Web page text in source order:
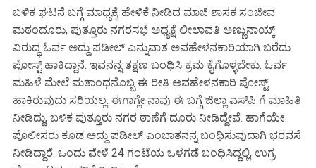
ಬಳಿಕ ಘಟನೆ ಬಗ್ಗೆ ಮಾಧ್ಯಕ್ಕೆ ಹೇಳಿಕೆ ನೀಡಿದ ಮಾಜಿ ಶಾಸಕ ಸಂಜೀವ
ಮಠಂದೂರು, ಪುತ್ತೂರು ನಗರಸಭೆ ಅಧ್ಯಕ್ಷೆ ಲೀಲಾವತಿ ಅಣ್ಣುನಾಯ್ಕ್
ವಿರುದ್ಧ ಓರ್ವ ಅದ್ದು ಪಡೀಲ್ ಎನ್ನುವಾತ ಅವಹೇಳನಕಾರಿಯಾಗಿ ಬರೆದು
ಪೋಸ್ಟ್ ಹಾಕಿದ್ದಾನೆ. ಇವನನ್ನ ತಕ್ಷಣ ಬಂಧಿಸಿ ಕ್ರಮ ಕೈಗೊಳ್ಳಬೇಕು. ಓರ್ವ
ಮಹಿಳೆ ಮೇಲೆ ಮತಾಂಧನೊಬ್ಬ ಈ ರೀತಿ ಅವಹೇಳನಕಾರಿ ಪೋಸ್ಟ್
ಹಾಕಿರುವುದು ಸರಿಯಲ್ಲ. ಈಗಾಗ್ಲೇ ನಾವು ಈ ಬಗ್ಗೆ ಜಿಲ್ಲಾ ಎಸ್‍ಪಿ ಗೆ ಮಾಹಿತಿ
ನೀಡಿದ್ದು, ಬಳಿಕ ಪುತ್ತೂರು ನಗರ ಠಾಣೆಗೆ ದೂರು ನೀಡಿದ್ದೇವೆ. ಹಾಗೆಯೇ
ಪೊಲೀಸರು ಕೂಡ ಅದ್ದು ಪಡೀಲ್ ಎಂಬಾತನನ್ನ ಬಂಧಿಸುವುದಾಗಿ ಭರವಸೆ
ನೀಡಿದ್ದಾರೆ. ಒಂದು ವೇಳೆ 24 ಗಂಟೆಯ ಒಳಗಡೆ ಬಂಧಿಸಿದ್ದಲ್ಲಿ, ಉಗ್ರ